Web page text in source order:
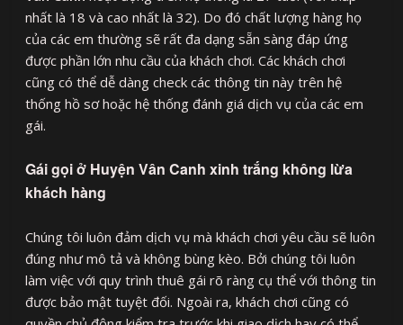
nhất là 18 và cao nhất là 32). Do đó chất lượng hàng họ
của các em thường sẽ rất đa dạng sẵn sàng đáp ứng
được phần lớn nhu cầu của khách chơi. Các khách chơi
cũng có thể dễ dàng check các thông tin này trên hệ
thống hồ sơ hoặc hệ thống đánh giá dịch vụ của các em
gái.
Gái gọi ở Huyện Vân Canh xinh trắng không lừa
khách hàng
Chúng tôi luôn đảm dịch vụ mà khách chơi yêu cầu sẽ luôn
đúng như mô tả và không bùng kèo. Bởi chúng tôi luôn
làm việc với quy trình thuê gái rõ ràng cụ thể với thông tin
được bảo mật tuyệt đối. Ngoài ra, khách chơi cũng có